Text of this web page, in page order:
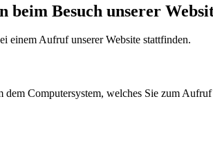
beim Besuch unserer
einem Aufruf unserer Website stattfinden.
Computersystem, welches Sie zum